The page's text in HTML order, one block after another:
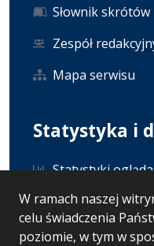
W ramach naszej
celu świadczenia
poziomie, w tym w
Słownik skrótów
Zespół
Mapa serwisu
Statystyka i
Statystyki
Ostatnio dodane
Polityka